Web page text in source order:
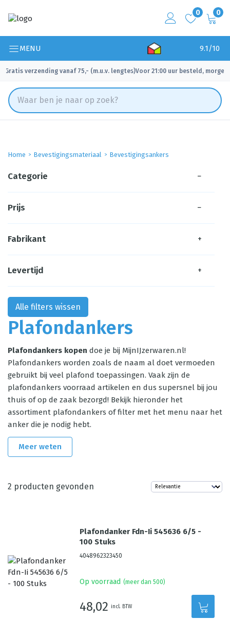
0 0
MENU 9.1/10
Gratis verzending vanaf 75,- (m.u.v. lengtes)
✓ Voor 21:00 uur besteld, morgen
Home Bevestigingsmateriaal Bevestigingsankers
Plafondankers
Plafondankers kopen doe je bij MijnIJzerwaren.nl!
Plafondankers worden zoals de naam al doet vermoeden
gebruikt bij veel plafond toepassingen. Vaak zijn de
plafondankers voorraad artikelen en dus supersnel bij jou
thuis of op de zaak bezorgd! Bekijk hieronder het
assortiment plafondankers of filter met het menu naar het
anker die je nodig hebt.
Meer weten
2 producten gevonden
Plafondanker Fdn-Ii 545636 6/5 -
100 Stuks
4048962323450
Op voorraad (meer dan 500)
48,02 incl. BTW
Categorie −
Prijs −
Fabrikant +
Levertijd +
Alle filters wissen